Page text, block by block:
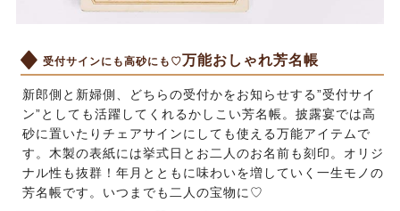
受付サインにも高砂にも♡万能おしゃれ芳名帳
新郎側と新婦側、どちらの受付かをお知らせする”受付サイ
ン”としても活躍してくれるかしこい芳名帳。披露宴では高
砂に置いたりチェアサインにしても使える万能アイテムで
す。木製の表紙には挙式日とお二人のお名前も刻印。オリジ
ナル性も抜群！年月とともに味わいを増していく一生モノの
芳名帳です。いつまでも二人の宝物に♡